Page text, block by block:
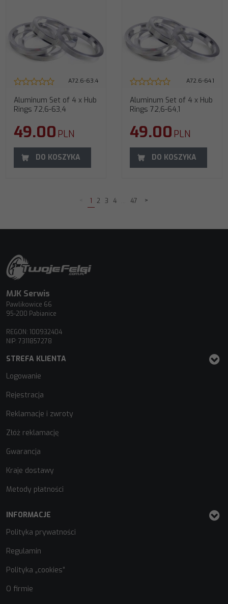
A72.6-63.4
Aluminum Set of 4 x Hub
Rings 72,6-63,4
49.00 PLN
DO KOSZYKA
A72.6-64.1
Aluminum Set of 4 x Hub
Rings 72,6-64,1
49.00 PLN
DO KOSZYKA
1 2 3 4 47 >
MJK Serwis
Pawlikowice 66
95-200 Pabianice
REGON: 100932404
NIP: 7311857278
STREFA KLIENTA
Logowanie
Rejestracja
Reklamacje i zwroty
Złóż reklamację
Gwarancja
Kraje dostawy
Metody płatności
INFORMACJE
Polityka prywatności
Regulamin
Polityka „cookies”
O firmie